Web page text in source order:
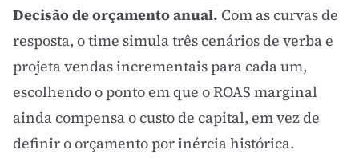
Decisão de orçamento anual. Com as curvas de
resposta, o time simula três cenários de verba e
projeta vendas incrementais para cada um,
escolhendo o ponto em que o ROAS marginal
ainda compensa o custo de capital, em vez de
definir o orçamento por inércia histórica.